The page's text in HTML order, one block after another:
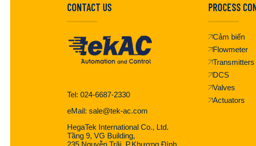
CONTACT US
Tel: 024-6687-2330
eMail: sale@tek-ac.com
HegaTek International Co., Ltd.
Tầng 9, VG Building,
235 Nguyễn Trãi, P.Khương Đình
PROCESS
Cảm biến
Flowmeter
Transmitters
DCS
Valves
Actuators